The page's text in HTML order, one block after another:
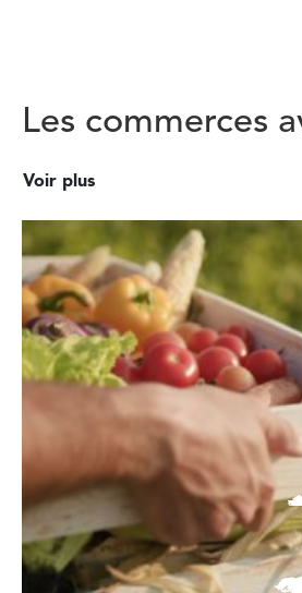
Les commerces
Voir plus